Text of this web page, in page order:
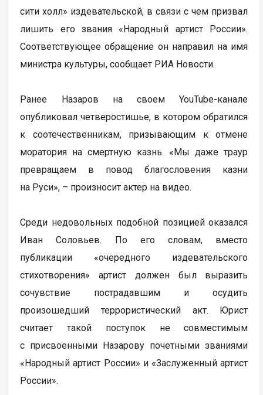
сити холл» издевательской, в связи с чем призвал
лишить его звания «Народный артист России».
Соответствующее обращение он направил на имя
министра культуры, сообщает РИА Новости.
Ранее Назаров на своем YouTube-канале
опубликовал четверостишье, в котором обратился
к соотечественникам, призывающим к отмене
моратория на смертную казнь. «Мы даже траур
превращаем в повод благословения казни
на Руси», – произносит актер на видео.
Среди недовольных подобной позицией оказался
Иван Соловьев. По его словам, вместо
публикации «очередного издевательского
стихотворения» артист должен был выразить
сочувствие пострадавшим и осудить
произошедший террористический акт. Юрист
считает такой поступок не совместимым
с присвоенными Назарову почетными званиями
«Народный артист России» и «Заслуженный артист
России».